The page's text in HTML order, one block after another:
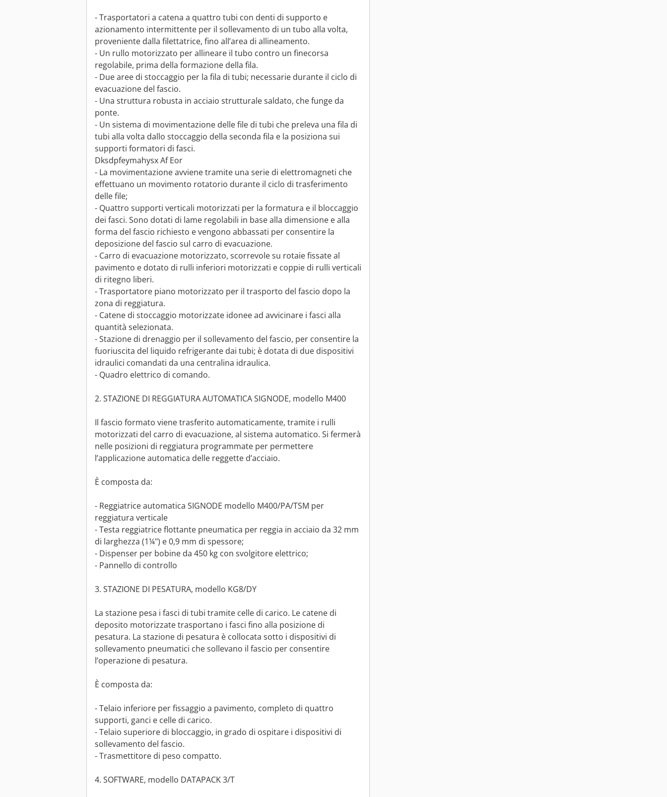
- Trasportatori a catena a quattro tubi con denti di supporto e
azionamento intermittente per il sollevamento di un tubo alla volta,
proveniente dalla filettatrice, fino all’area di allineamento.
- Un rullo motorizzato per allineare il tubo contro un finecorsa
regolabile, prima della formazione della fila.
- Due aree di stoccaggio per la fila di tubi; necessarie durante il ciclo di
evacuazione del fascio.
- Una struttura robusta in acciaio strutturale saldato, che funge da
ponte.
- Un sistema di movimentazione delle file di tubi che preleva una fila di
tubi alla volta dallo stoccaggio della seconda fila e la posiziona sui
supporti formatori di fasci.
Dksdpfeymahysx Af Eor
- La movimentazione avviene tramite una serie di elettromagneti che
effettuano un movimento rotatorio durante il ciclo di trasferimento
delle file;
- Quattro supporti verticali motorizzati per la formatura e il bloccaggio
dei fasci. Sono dotati di lame regolabili in base alla dimensione e alla
forma del fascio richiesto e vengono abbassati per consentire la
deposizione del fascio sul carro di evacuazione.
- Carro di evacuazione motorizzato, scorrevole su rotaie fissate al
pavimento e dotato di rulli inferiori motorizzati e coppie di rulli verticali
di ritegno liberi.
- Trasportatore piano motorizzato per il trasporto del fascio dopo la
zona di reggiatura.
- Catene di stoccaggio motorizzate idonee ad avvicinare i fasci alla
quantità selezionata.
- Stazione di drenaggio per il sollevamento del fascio, per consentire la
fuoriuscita del liquido refrigerante dai tubi; è dotata di due dispositivi
idraulici comandati da una centralina idraulica.
- Quadro elettrico di comando.
2. STAZIONE DI REGGIATURA AUTOMATICA SIGNODE, modello M400
Il fascio formato viene trasferito automaticamente, tramite i rulli
motorizzati del carro di evacuazione, al sistema automatico. Si fermerà
nelle posizioni di reggiatura programmate per permettere
l’applicazione automatica delle reggette d’acciaio.
È composta da:
- Reggiatrice automatica SIGNODE modello M400/PA/TSM per
reggiatura verticale
- Testa reggiatrice flottante pneumatica per reggia in acciaio da 32 mm
di larghezza (1¼") e 0,9 mm di spessore;
- Dispenser per bobine da 450 kg con svolgitore elettrico;
- Pannello di controllo
3. STAZIONE DI PESATURA, modello KG8/DY
La stazione pesa i fasci di tubi tramite celle di carico. Le catene di
deposito motorizzate trasportano i fasci fino alla posizione di
pesatura. La stazione di pesatura è collocata sotto i dispositivi di
sollevamento pneumatici che sollevano il fascio per consentire
l’operazione di pesatura.
È composta da:
- Telaio inferiore per fissaggio a pavimento, completo di quattro
supporti, ganci e celle di carico.
- Telaio superiore di bloccaggio, in grado di ospitare i dispositivi di
sollevamento del fascio.
- Trasmettitore di peso compatto.
4. SOFTWARE, modello DATAPACK 3/T